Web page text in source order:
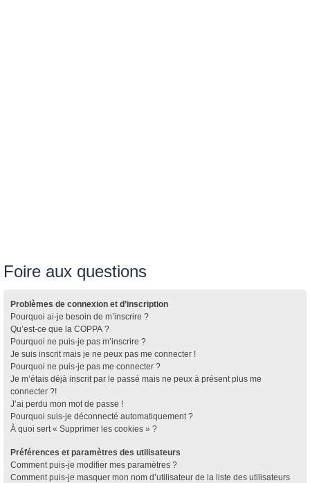
Foire aux questions
Problèmes de connexion et d’inscription
Pourquoi ai-je besoin de m’inscrire ?
Qu’est-ce que la COPPA ?
Pourquoi ne puis-je pas m’inscrire ?
Je suis inscrit mais je ne peux pas me connecter !
Pourquoi ne puis-je pas me connecter ?
Je m’étais déjà inscrit par le passé mais ne peux à présent plus me
connecter ?!
J’ai perdu mon mot de passe !
Pourquoi suis-je déconnecté automatiquement ?
À quoi sert « Supprimer les cookies » ?
Préférences et paramètres des utilisateurs
Comment puis-je modifier mes paramètres ?
Comment puis-je masquer mon nom d’utilisateur de la liste des utilisateurs